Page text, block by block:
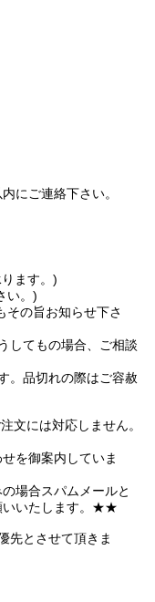
にご連絡下さい。
ます。)
い。)
その旨お知らせ下さ
してもの場合、ご相談
。品切れの際はご容赦
文には対応しません。
御案内していま
場合スパムメールと
いいたします。★★
先とさせて頂きま